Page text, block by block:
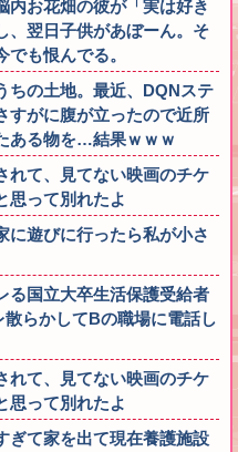
内お花畑の彼が「実は好き
翌日子供があぼーん。そ
も恨んでる。
ちの土地。最近、DQNステ
すがに腹が立ったので近所
ある物を…結果ｗｗｗ
れて、見てない映画のチケ
思って別れたよ
に遊びに行ったら私が小さ
る国立大卒生活保護受給者
らかしてBの職場に電話し
れて、見てない映画のチケ
思って別れたよ
ぎて家を出て現在養護施設